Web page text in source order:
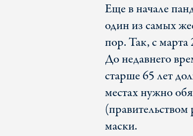
Еще в начале
один из самых
пор. Так, с
До недавнего
старше 65 лет
местах нужно
маски.